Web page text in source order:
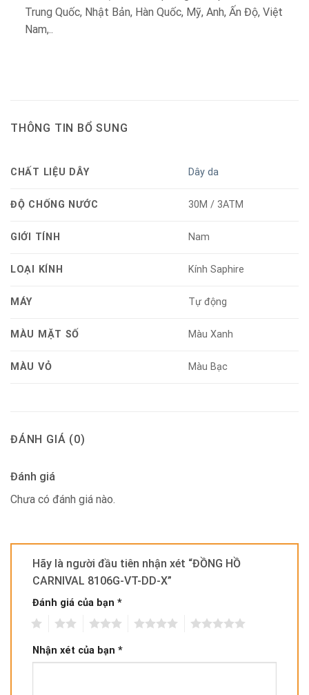
Trung Quốc, Nhật Bản, Hàn Quốc, Mỹ, Anh, Ấn Độ, Việt
Nam,..
THÔNG TIN BỔ SUNG
CHẤT LIỆU DÂY Dây da
ĐỘ CHỐNG NƯỚC 30M / 3ATM
GIỚI TÍNH Nam
LOẠI KÍNH Kính Saphire
MÁY Tự động
MÀU MẶT SỐ Màu Xanh
MÀU VỎ Màu Bạc
ĐÁNH GIÁ (0)
Đánh giá
Chưa có đánh giá nào.
Hãy là người đầu tiên nhận xét “ĐỒNG HỒ
CARNIVAL 8106G-VT-DD-X”
Đánh giá của bạn *
Nhận xét của bạn *